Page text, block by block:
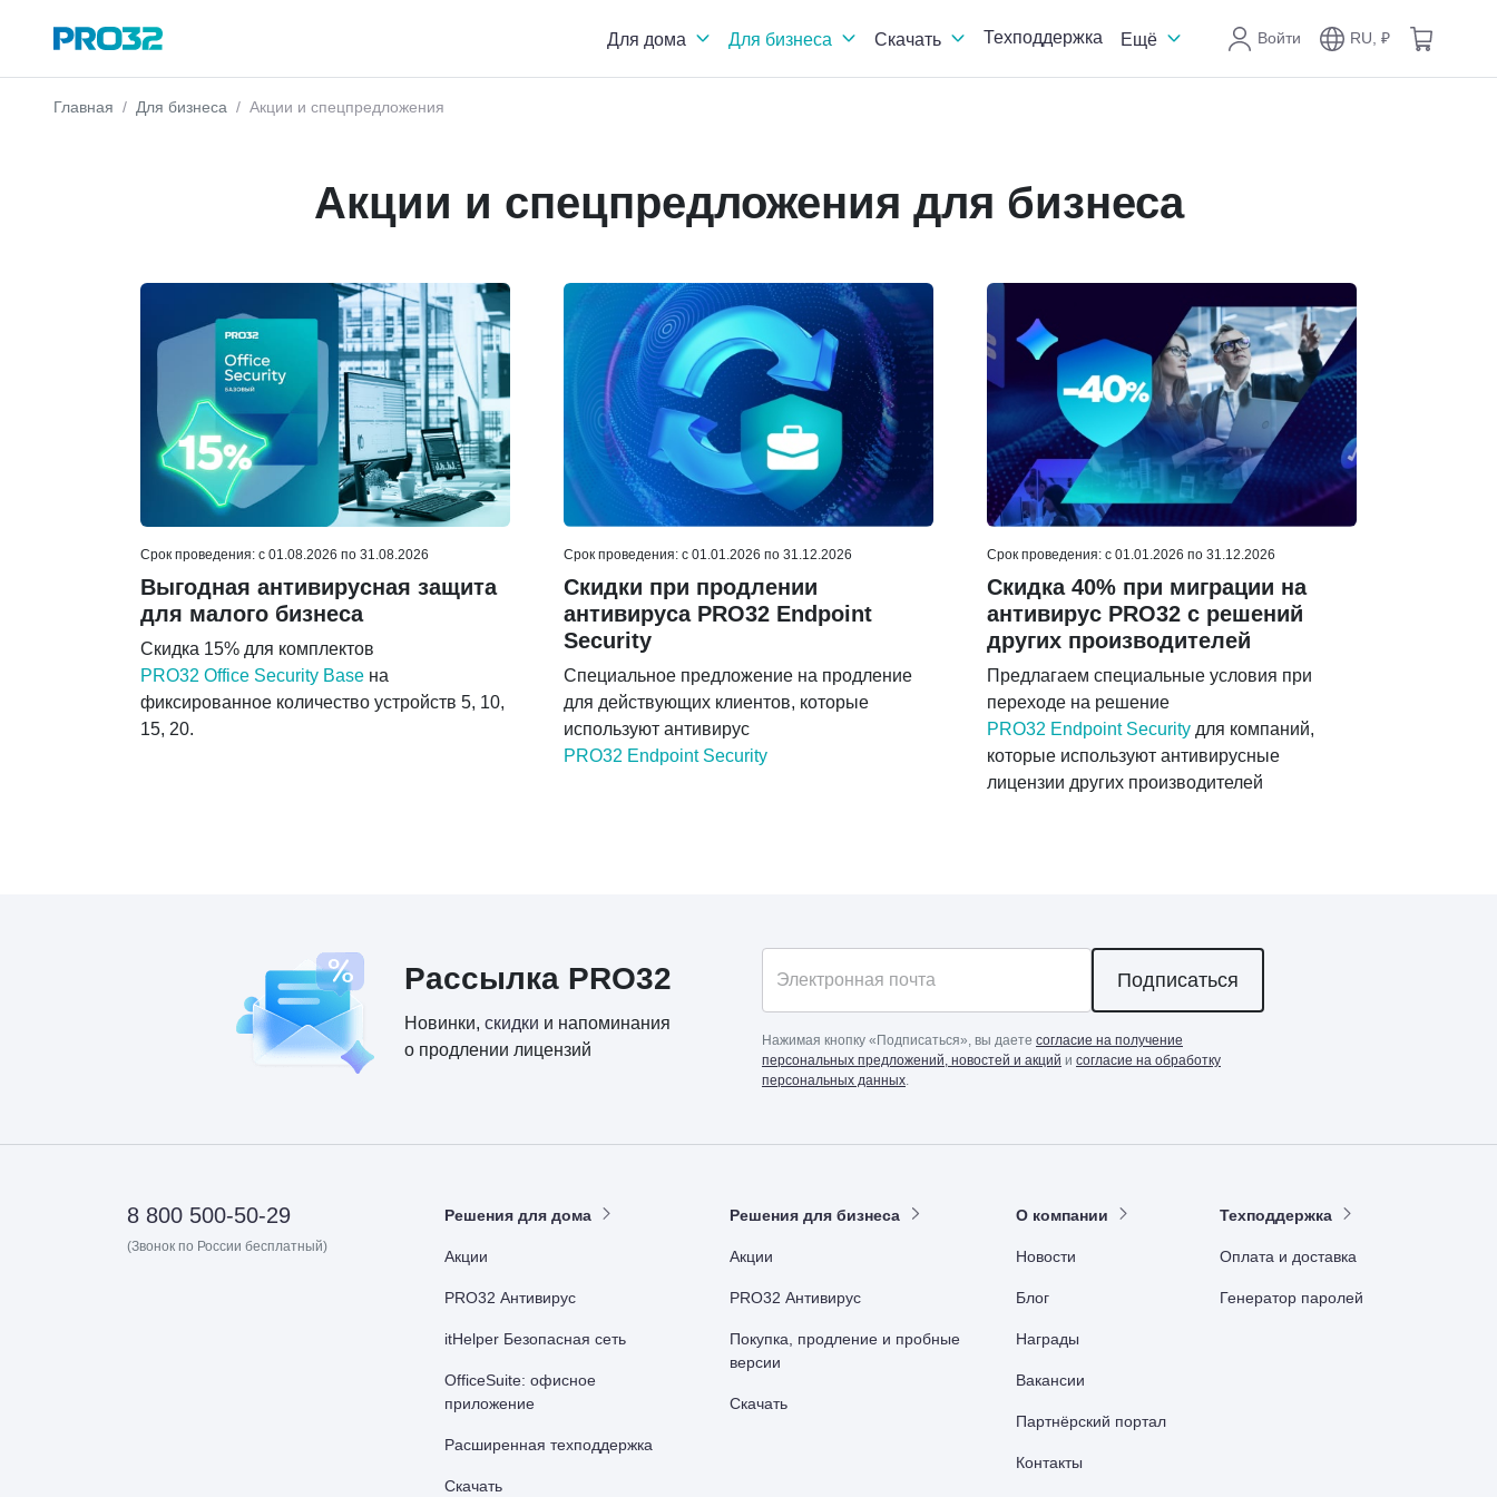
Для дома Для бизнеса Скачать Техподдержка Ещё Войти RU, ₽
Главная Для бизнеса Акции и спецпредложения
Акции и спецпредложения для бизнеса
Срок проведения: c 01.08.2026 по 31.08.2026
Выгодная антивирусная защита
для малого бизнеса
Скидка 15% для комплектов
PRO32 Office Security Base на
фиксированное количество устройств 5, 10,
15, 20.
Срок проведения: c 01.01.2026 по 31.12.2026
Скидки при продлении
антивируса PRO32 Endpoint
Security
Специальное предложение на продление
для действующих клиентов, которые
используют антивирус
PRO32 Endpoint Security
Срок проведения: c 01.01.2026 по 31.12.2026
Скидка 40% при миграции на
антивирус PRO32 с решений
других производителей
Предлагаем специальные условия при
переходе на решение
PRO32 Endpoint Security для компаний,
которые используют антивирусные
лицензии других производителей
Рассылка PRO32
Новинки, скидки и напоминания
о продлении лицензий
Электронная почта Подписаться
Нажимая кнопку «Подписаться», вы даете согласие на получение
персональных предложений, новостей и акций и согласие на обработку
персональных данных.
8 800 500-50-29
(Звонок по России бесплатный)
Решения для дома
Акции
PRO32 Антивирус
itHelper Безопасная сеть
OfficeSuite: офисное
приложение
Расширенная техподдержка
Скачать
Решения для бизнеса
Акции
PRO32 Антивирус
Покупка, продление и пробные
версии
Скачать
О компании
Новости
Блог
Награды
Вакансии
Партнёрский портал
Контакты
Техподдержка
Оплата и доставка
Генератор паролей